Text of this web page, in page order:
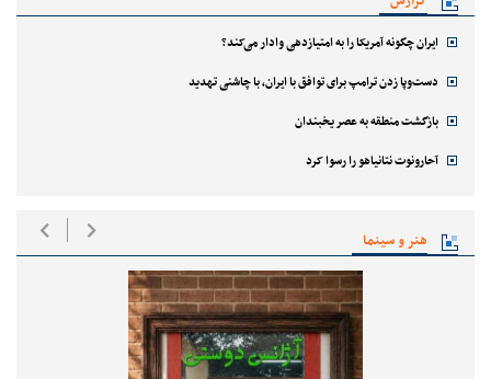
ایران چگونه آمریکا را به امتیازدهی وادار می‌کند؟
دست‌وپا زدن ترامپ برای توافق با ایران، با چاشنی تهدید
بازگشت منطقه به عصر یخبندان
آحارونوت نتانیاهو را رسوا کرد
هنر و سینما